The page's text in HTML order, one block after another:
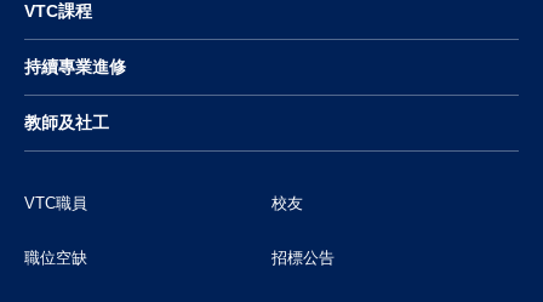
VTC課程
持續專業進修
教師及社工
VTC職員 校友
職位空缺 招標公告